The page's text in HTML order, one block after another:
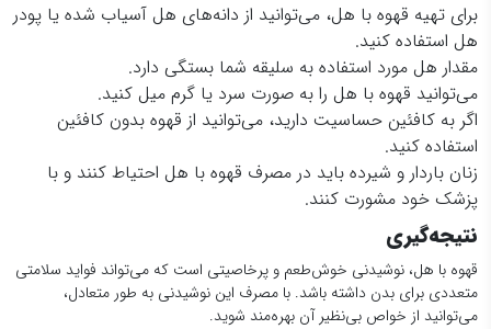
برای تهیه قهوه با هل، می‌توانید از دانه‌های هل آسیاب شده یا پودر
هل استفاده کنید.
مقدار هل مورد استفاده به سلیقه شما بستگی دارد.
می‌توانید قهوه با هل را به صورت سرد یا گرم میل کنید.
اگر به کافئین حساسیت دارید، می‌توانید از قهوه بدون کافئین
استفاده کنید.
زنان باردار و شیرده باید در مصرف قهوه با هل احتیاط کنند و با
پزشک خود مشورت کنند.
نتیجه‌گیری
قهوه با هل، نوشیدنی خوش‌طعم و پرخاصیتی است که می‌تواند فواید سلامتی
متعددی برای بدن داشته باشد. با مصرف این نوشیدنی به طور متعادل،
می‌توانید از خواص بی‌نظیر آن بهره‌مند شوید.